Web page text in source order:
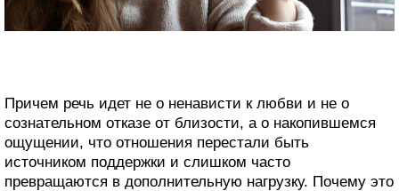
Причем речь идет не о ненависти к любви и не о
сознательном отказе от близости, а о накопившемся
ощущении, что отношения перестали быть
источником поддержки и слишком часто
превращаются в дополнительную нагрузку. Почему это